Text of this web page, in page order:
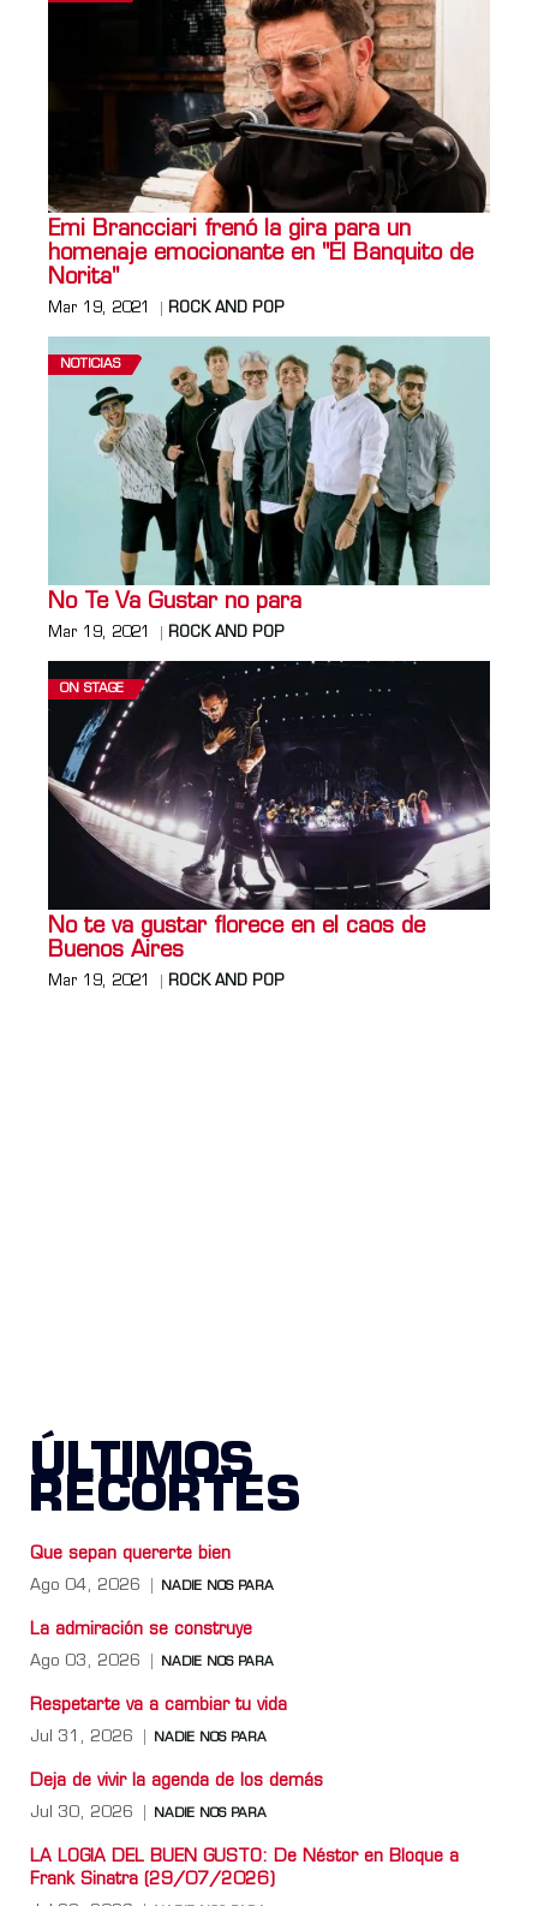
Emi Brancciari frenó la gira para un
homenaje emocionante en "El Banquito de
Norita"
Mar 19, 2021 ROCK AND POP
NOTICIAS
No Te Va Gustar no para
Mar 19, 2021 ROCK AND POP
ON STAGE
No te va gustar florece en el caos de
Buenos Aires
Mar 19, 2021 ROCK AND POP
ÚLTIMOS
RECORTES
Que sepan quererte bien
Ago 04, 2026 NADIE NOS PARA
La admiración se construye
Ago 03, 2026 NADIE NOS PARA
Respetarte va a cambiar tu vida
Jul 31, 2026 NADIE NOS PARA
Deja de vivir la agenda de los demás
Jul 30, 2026 NADIE NOS PARA
LA LOGIA DEL BUEN GUSTO: De Néstor en Bloque a
Frank Sinatra (29/07/2026)